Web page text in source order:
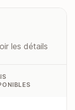
les détails